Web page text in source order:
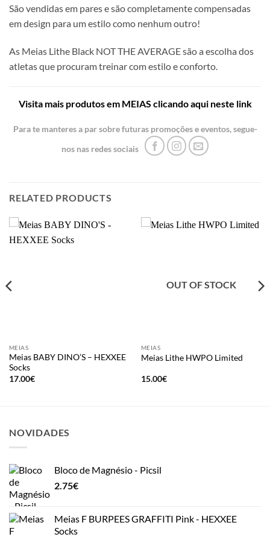
São vendidas em pares e são completamente compensadas
em design para um estilo como nenhum outro!
As Meias Lithe Black NOT THE AVERAGE são a escolha dos
atletas que procuram treinar com estilo e conforto.
Visita mais produtos em MEIAS clicando aqui neste link
Para te manteres a par sobre futuras promoções e eventos, segue-
nos nas redes sociais
RELATED PRODUCTS
MEIAS
Meias BABY DINO’S – HEXXEE
Socks
17.00€
OUT OF STOCK
MEIAS
Meias Lithe HWPO Limited
15.00€
NOVIDADES
Bloco de Magnésio - Picsil
2.75€
Meias F BURPEES GRAFFITI Pink - HEXXEE
Socks